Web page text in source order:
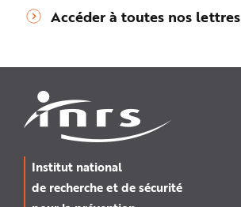
Accéder à toutes nos lettres
Institut national
de recherche et de sécurité